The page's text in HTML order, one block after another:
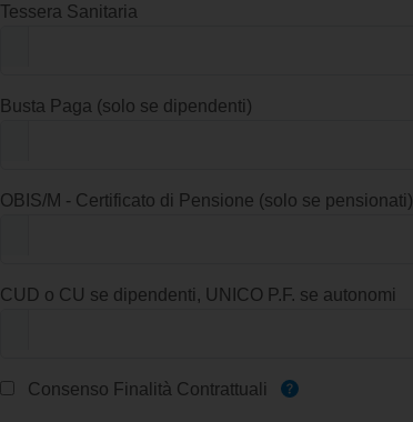
Tessera Sanitaria
Busta Paga (solo se dipendenti)
OBIS/M - Certificato di Pensione (solo se pensionati)
CUD o CU se dipendenti, UNICO P.F. se autonomi
Consenso Finalità Contrattuali